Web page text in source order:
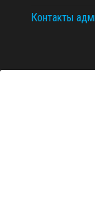
Контакты